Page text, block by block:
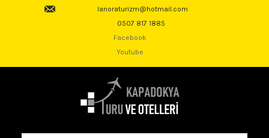
lanoraturizm@hotmail.com
0507 817 1885
Facebook
Youtube